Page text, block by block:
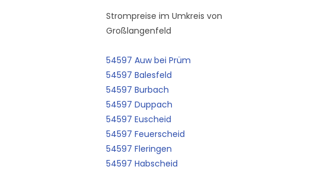
Strompreise im Umkreis von
Großlangenfeld
54597 Auw bei Prüm
54597 Balesfeld
54597 Burbach
54597 Duppach
54597 Euscheid
54597 Feuerscheid
54597 Fleringen
54597 Habscheid